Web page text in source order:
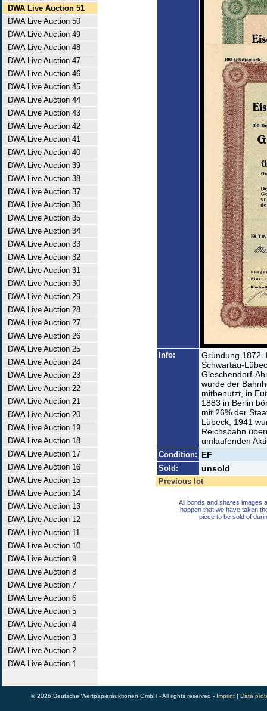
DWA Live Auction 51
DWA Live Auction 50
DWA Live Auction 49
DWA Live Auction 48
DWA Live Auction 47
DWA Live Auction 46
DWA Live Auction 45
DWA Live Auction 44
DWA Live Auction 43
DWA Live Auction 42
DWA Live Auction 41
DWA Live Auction 40
DWA Live Auction 39
DWA Live Auction 38
DWA Live Auction 37
DWA Live Auction 36
DWA Live Auction 35
DWA Live Auction 34
DWA Live Auction 33
DWA Live Auction 32
DWA Live Auction 31
DWA Live Auction 30
DWA Live Auction 29
DWA Live Auction 28
DWA Live Auction 27
DWA Live Auction 26
DWA Live Auction 25
DWA Live Auction 24
DWA Live Auction 23
DWA Live Auction 22
DWA Live Auction 21
DWA Live Auction 20
DWA Live Auction 19
DWA Live Auction 18
DWA Live Auction 17
DWA Live Auction 16
DWA Live Auction 15
DWA Live Auction 14
DWA Live Auction 13
DWA Live Auction 12
DWA Live Auction 11
DWA Live Auction 10
DWA Live Auction 9
DWA Live Auction 8
DWA Live Auction 7
DWA Live Auction 6
DWA Live Auction 5
DWA Live Auction 4
DWA Live Auction 3
DWA Live Auction 2
DWA Live Auction 1
Info:
Gründung 1872.
Schwartau-
Gleschendorf-
wurde der
mitbenutzt, in
1883 in Berlin
mit 26% der
Lübeck, 1941
Reichsbahn
umlaufenden
Condition: EF
Sold: unsold
Previous lot
All bonds and shares images
happen that we have taken
piece to be sold of
© 2026 Deutsche Wertpapierauktionen GmbH - All rights reserved - Imprint| Data